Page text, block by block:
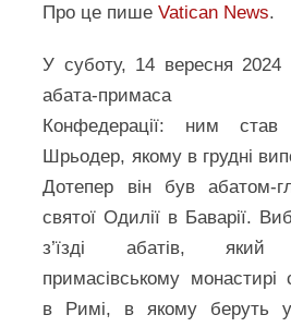
Про це пишеVatican News.
У суботу, 14 вересня 2024
абата-примаса
Конфедерації: ним став
Шрьодер, якому в грудні
Дотепер він був абатом-
святої Одилії в Баварії.
з’їзді абатів,
примасівському монастирі
в Римі, в якому беруть